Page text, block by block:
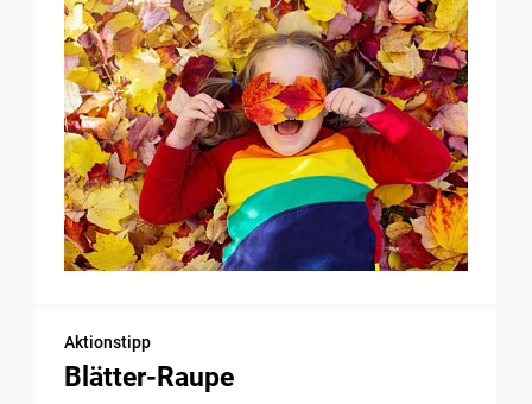
Aktionstipp
Blätter-Raupe